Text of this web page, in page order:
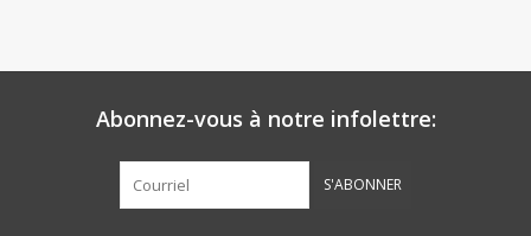
Abonnez-vous à notre infolettre:
S'ABONNER